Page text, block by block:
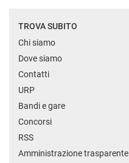
TROVA SUBITO
Chi siamo
Dove siamo
Contatti
URP
Bandi e gare
Concorsi
RSS
Amministrazione trasparente